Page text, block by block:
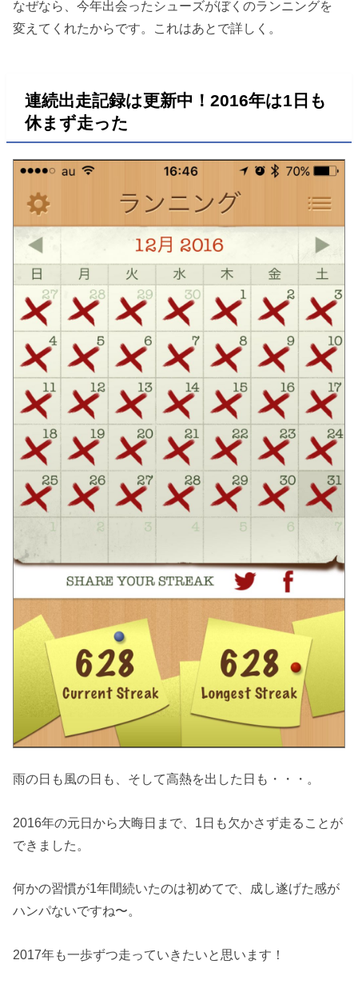
なぜなら、今年出会ったシューズがぼくのランニングを
変えてくれたからです。これはあとで詳しく。
連続出走記録は更新中！2016年は1日も
休まず走った
雨の日も風の日も、そして高熱を出した日も・・・。
2016年の元日から大晦日まで、1日も欠かさず走ることが
できました。
何かの習慣が1年間続いたのは初めてで、成し遂げた感が
ハンパないですね〜。
2017年も一歩ずつ走っていきたいと思います！